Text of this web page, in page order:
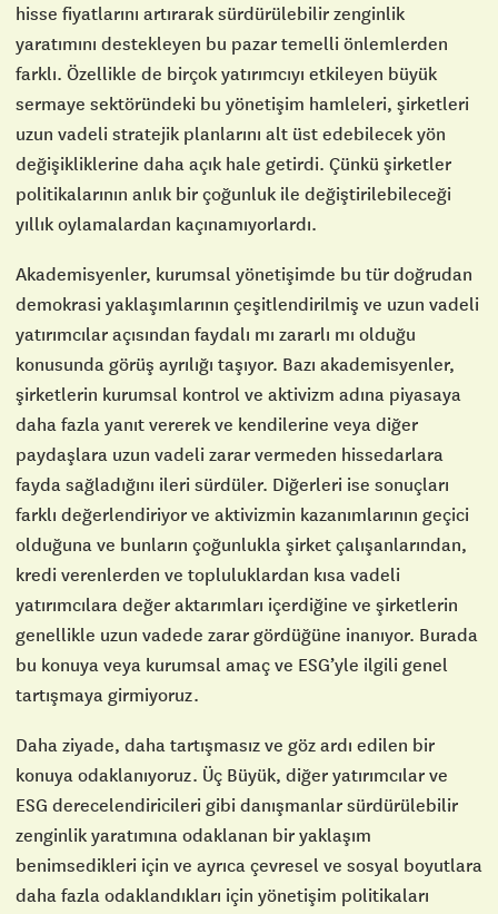
hisse fiyatlarını artırarak sürdürülebilir zenginlik
yaratımını destekleyen bu pazar temelli önlemlerden
farklı. Özellikle de birçok yatırımcıyı etkileyen büyük
sermaye sektöründeki bu yönetişim hamleleri, şirketleri
uzun vadeli stratejik planlarını alt üst edebilecek yön
değişikliklerine daha açık hale getirdi. Çünkü şirketler
politikalarının anlık bir çoğunluk ile değiştirilebileceği
yıllık oylamalardan kaçınamıyorlardı.
Akademisyenler, kurumsal yönetişimde bu tür doğrudan
demokrasi yaklaşımlarının çeşitlendirilmiş ve uzun vadeli
yatırımcılar açısından faydalı mı zararlı mı olduğu
konusunda görüş ayrılığı taşıyor. Bazı akademisyenler,
şirketlerin kurumsal kontrol ve aktivizm adına piyasaya
daha fazla yanıt vererek ve kendilerine veya diğer
paydaşlara uzun vadeli zarar vermeden hissedarlara
fayda sağladığını ileri sürdüler. Diğerleri ise sonuçları
farklı değerlendiriyor ve aktivizmin kazanımlarının geçici
olduğuna ve bunların çoğunlukla şirket çalışanlarından,
kredi verenlerden ve topluluklardan kısa vadeli
yatırımcılara değer aktarımları içerdiğine ve şirketlerin
genellikle uzun vadede zarar gördüğüne inanıyor. Burada
bu konuya veya kurumsal amaç ve ESG’yle ilgili genel
tartışmaya girmiyoruz.
Daha ziyade, daha tartışmasız ve göz ardı edilen bir
konuya odaklanıyoruz. Üç Büyük, diğer yatırımcılar ve
ESG derecelendiricileri gibi danışmanlar sürdürülebilir
zenginlik yaratımına odaklanan bir yaklaşım
benimsedikleri için ve ayrıca çevresel ve sosyal boyutlara
daha fazla odaklandıkları için yönetişim politikaları